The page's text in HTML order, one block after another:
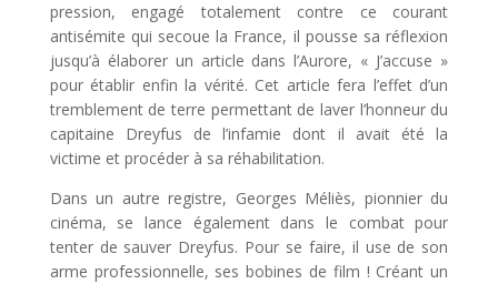
pression, engagé totalement contre ce courant
antisémite qui secoue la France, il pousse sa réflexion
jusqu’à élaborer un article dans l’Aurore, « J’accuse »
pour établir enfin la vérité. Cet article fera l’effet d’un
tremblement de terre permettant de laver l’honneur du
capitaine Dreyfus de l’infamie dont il avait été la
victime et procéder à sa réhabilitation.
Dans un autre registre, Georges Méliès, pionnier du
cinéma, se lance également dans le combat pour
tenter de sauver Dreyfus. Pour se faire, il use de son
arme professionnelle, ses bobines de film ! Créant un